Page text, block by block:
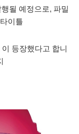
될 예정으로, 파밀
이틀
등장했다고 합니